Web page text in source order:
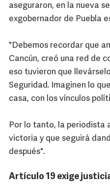
aseguraron, en la nueva
exgobernador de Puebla
"Debemos recordar que
Cancún, creó una red de
eso tuvieron que
Seguridad. Imaginen lo
casa, con los vínculos
Por lo tanto, la periodista
victoria y que seguirá
después".
Artículo 19 exige